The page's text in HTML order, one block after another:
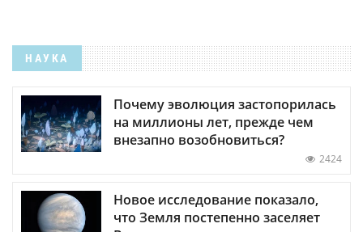
НАУКА
Почему эволюция застопорилась
на миллионы лет, прежде чем
внезапно возобновиться?
2424
Новое исследование показало,
что Земля постепенно заселяет